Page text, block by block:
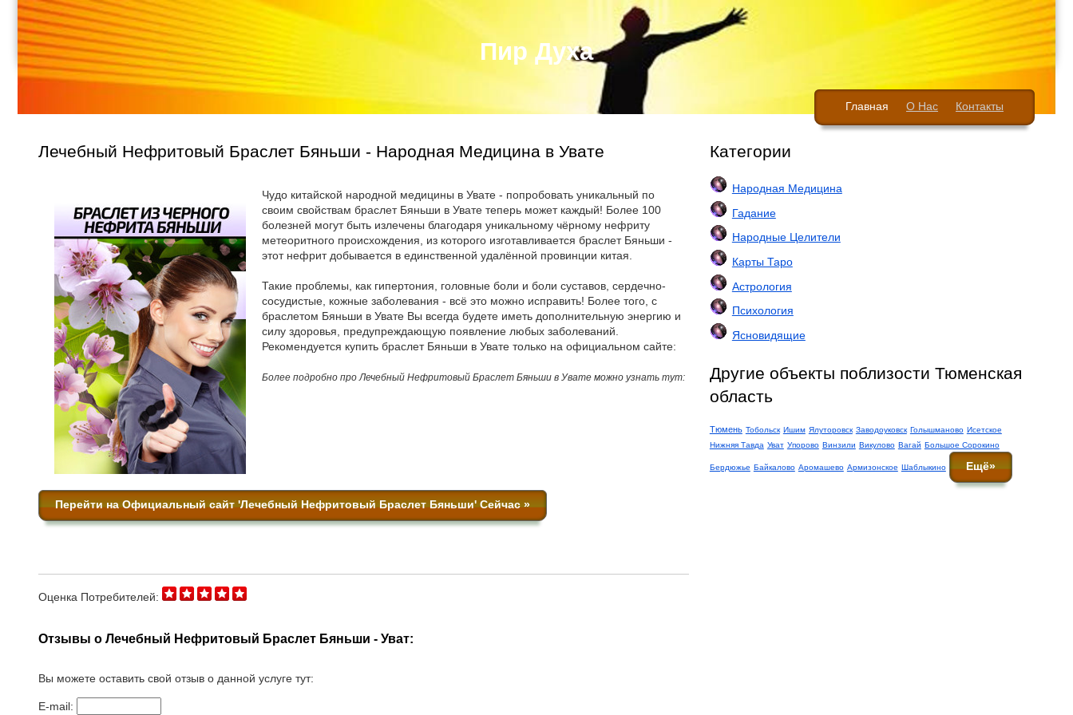
Пир Духа
Главная О Нас Контакты
Лечебный Нефритовый Браслет Бяньши - Народная Медицина в Увате
Чудо китайской народной медицины в Увате - попробовать уникальный по
своим свойствам браслет Бяньши в Увате теперь может каждый! Более 100
болезней могут быть излечены благодаря уникальному чёрному нефриту
метеоритного происхождения, из которого изготавливается браслет Бяньши -
этот нефрит добывается в единственной удалённой провинции китая.
Такие проблемы, как гипертония, головные боли и боли суставов, сердечно-
сосудистые, кожные заболевания - всё это можно исправить! Более того, с
браслетом Бяньши в Увате Вы всегда будете иметь дополнительную энергию и
силу здоровья, предупреждающую появление любых заболеваний.
Рекомендуется купить браслет Бяньши в Увате только на официальном сайте:
Более подробно про Лечебный Нефритовый Браслет Бяньши в Увате можно узнать тут:
Перейти на Официальный сайт 'Лечебный Нефритовый Браслет Бяньши' Сейчас »
Оценка Потребителей:
Отзывы о Лечебный Нефритовый Браслет Бяньши - Уват:
Вы можете оставить свой отзыв о данной услуге тут:
E-mail:
Категории
Народная Медицина
Гадание
Народные Целители
Карты Таро
Астрология
Психология
Ясновидящие
Другие объекты поблизости Тюменская
область
Тюмень Тобольск Ишим Ялуторовск Заводоуковск Голышманово Исетское
Нижняя Тавда Уват Упорово Винзили Викулово Вагай Большое Сорокино
Бердюжье Байкалово Аромашево Армизонское Шаблыкино Ещё»